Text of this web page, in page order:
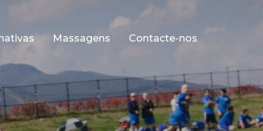
Massagens Contacte-nos